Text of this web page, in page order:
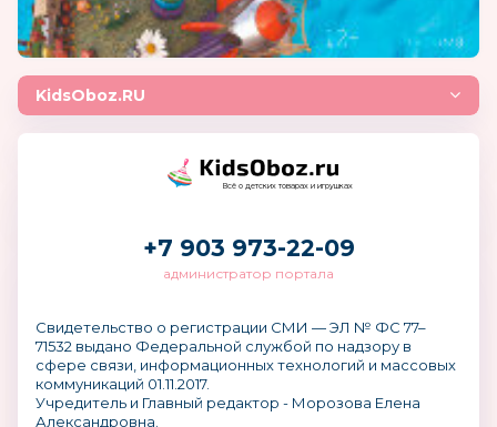
KidsOboz.RU
Всё о детских товарах и игрушках
+7 903 973-22-09
администратор портала
Свидетельство о регистрации СМИ — ЭЛ № ФС 77–
71532 выдано Федеральной службой по надзору в
сфере связи, информационных технологий и массовых
коммуникаций 01.11.2017.
Учредитель и Главный редактор - Морозова Елена
Александровна.